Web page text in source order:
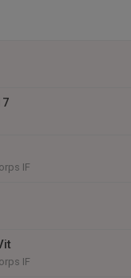
IF
IF